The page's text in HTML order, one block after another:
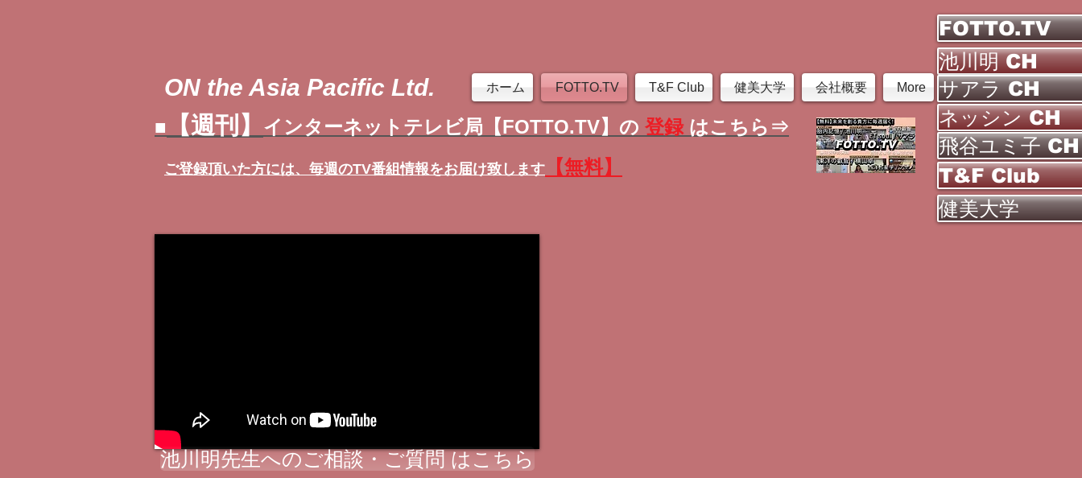
FOTTO.TV
池川明 CH
ON the Asia Pacific Ltd. ホーム FOTTO.TV T&F Club 健美大学 会社概要 More
■ 【週刊】 インターネットテレビ局【FOTTO.TV】の 登録 はこちら⇒
ご登録頂いた方には、 毎週のTV番組情報をお届け致します 【無料】
サアラ CH
ネッシン CH
飛谷ユミ子 CH
T&F Club
健美大学
池川明先生へのご相談・ご質問 はこちら